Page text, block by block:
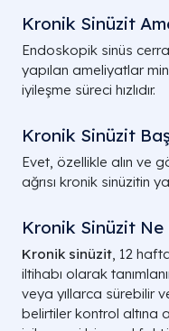
Kronik Sinüzit
Endoskopik sinüs
yapılan ameliyatlar
iyileşme süreci hızlıdır.
Kronik Sinüzit
Evet, özellikle alın ve
ağrısı kronik sinüzitin
Kronik Sinüzit Ne
Kronik sinüzit, 12
iltihabı olarak
veya yıllarca sürebilir
belirtiler kontrol altına